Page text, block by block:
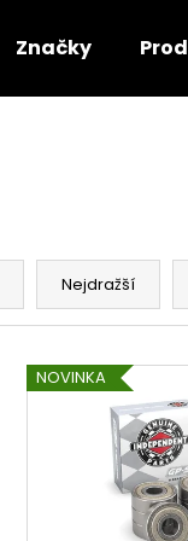
Značky
Nejdražší
NOVINKA